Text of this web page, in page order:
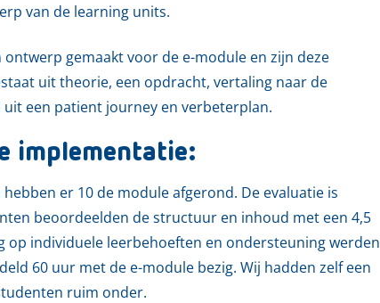
van de learning units.
gemaakt voor de e-module en zijn deze
uit theorie, een opdracht, vertaling naar de
een patient journey en verbeterplan.
implementatie:
er 10 de module afgerond. De evaluatie is
beoordeelden de structuur en inhoud met een 4,5
op individuele leerbehoeften en ondersteuning werden
60 uur met de e-module bezig. Wij hadden zelf een
ruim onder.